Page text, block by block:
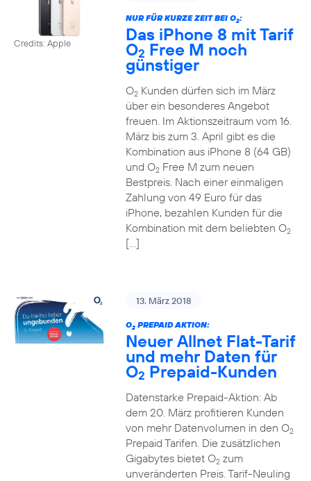
Credits: Apple
NUR FÜR KURZE ZEIT BEI O2:
Das iPhone 8 mit Tarif
O2 Free M noch
günstiger
O2Kunden dürfen sich im März
über ein besonderes Angebot
freuen. Im Aktionszeitraum vom 16.
März bis zum 3. April gibt es die
Kombination aus iPhone 8 (64 GB)
und O2Free M zum neuen
Bestpreis. Nach einer einmaligen
Zahlung von 49 Euro für das
iPhone, bezahlen Kunden für die
Kombination mit dem beliebten O2
[…]
13. März 2018
O2PREPAID AKTION:
Neuer Allnet Flat-Tarif
und mehr Daten für
O2 Prepaid-Kunden
Datenstarke Prepaid-Aktion: Ab
dem 20. März profitieren Kunden
von mehr Datenvolumen in den O2
Prepaid Tarifen. Die zusätzlichen
Gigabytes bietet O2zum
unveränderten Preis. Tarif-Neuling